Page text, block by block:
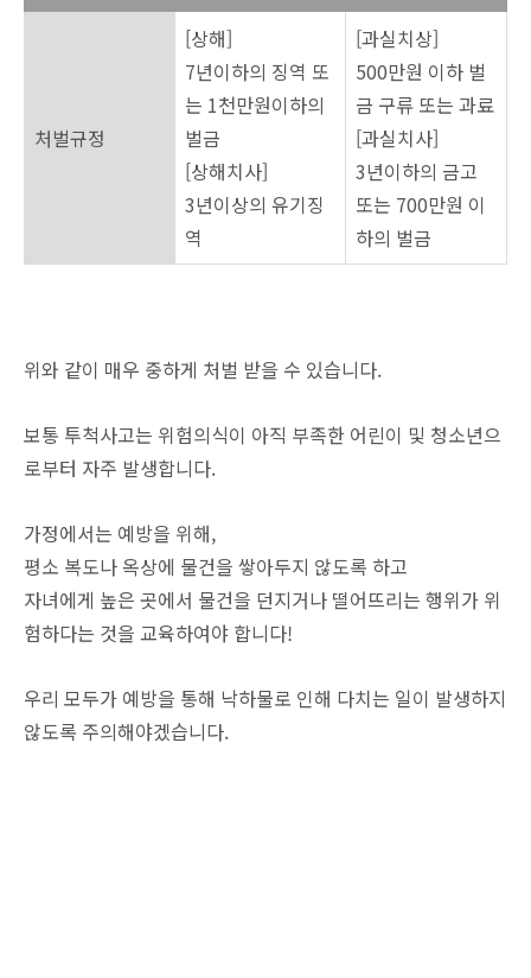
처벌규정
[상해]
7년이하의 징역 또
는 1천만원이하의
벌금
[상해치사]
3년이상의 유기징
역
[과실치상]
500만원 이하 벌
금 구류 또는 과료
[과실치사]
3년이하의 금고
또는 700만원 이
하의 벌금
위와 같이 매우 중하게 처벌 받을 수 있습니다.
보통 투척사고는 위험의식이 아직 부족한 어린이 및 청소년으
로부터 자주 발생합니다.
가정에서는 예방을 위해,
평소 복도나 옥상에 물건을 쌓아두지 않도록 하고
자녀에게 높은 곳에서 물건을 던지거나 떨어뜨리는 행위가 위
험하다는 것을 교육하여야 합니다!
우리 모두가 예방을 통해 낙하물로 인해 다치는 일이 발생하지
않도록 주의해야겠습니다.